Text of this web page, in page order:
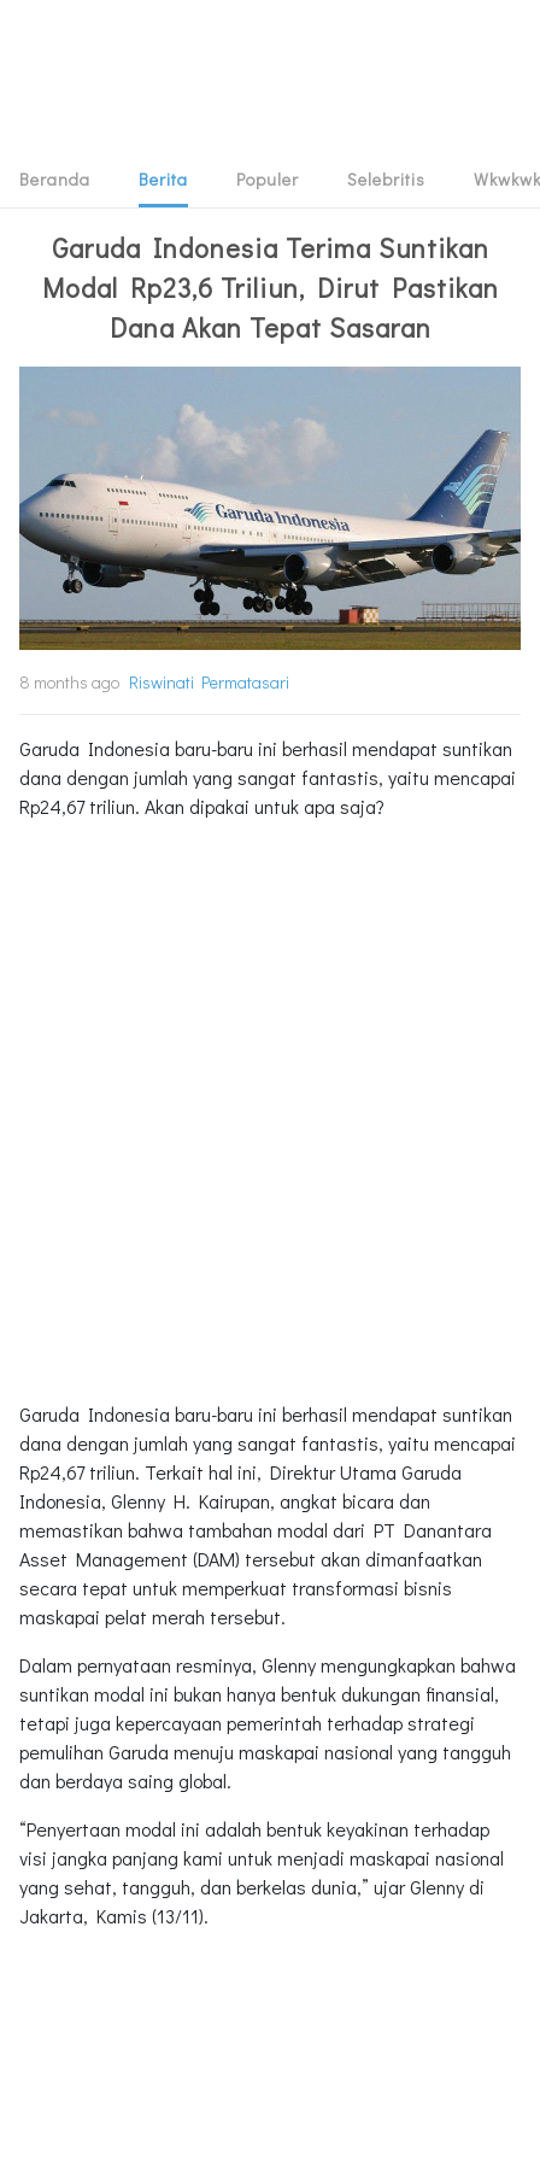
Beranda Berita Populer Selebritis Wkwkwk
Garuda Indonesia Terima Suntikan
Modal Rp23,6 Triliun, Dirut Pastikan
Dana Akan Tepat Sasaran
8 months ago Riswinati Permatasari
Garuda Indonesia baru-baru ini berhasil mendapat suntikan
dana dengan jumlah yang sangat fantastis, yaitu mencapai
Rp24,67 triliun. Akan dipakai untuk apa saja?
Garuda Indonesia baru-baru ini berhasil mendapat suntikan
dana dengan jumlah yang sangat fantastis, yaitu mencapai
Rp24,67 triliun. Terkait hal ini, Direktur Utama Garuda
Indonesia, Glenny H. Kairupan, angkat bicara dan
memastikan bahwa tambahan modal dari PT Danantara
Asset Management (DAM) tersebut akan dimanfaatkan
secara tepat untuk memperkuat transformasi bisnis
maskapai pelat merah tersebut.
Dalam pernyataan resminya, Glenny mengungkapkan bahwa
suntikan modal ini bukan hanya bentuk dukungan finansial,
tetapi juga kepercayaan pemerintah terhadap strategi
pemulihan Garuda menuju maskapai nasional yang tangguh
dan berdaya saing global.
“Penyertaan modal ini adalah bentuk keyakinan terhadap
visi jangka panjang kami untuk menjadi maskapai nasional
yang sehat, tangguh, dan berkelas dunia,” ujar Glenny di
Jakarta, Kamis (13/11).